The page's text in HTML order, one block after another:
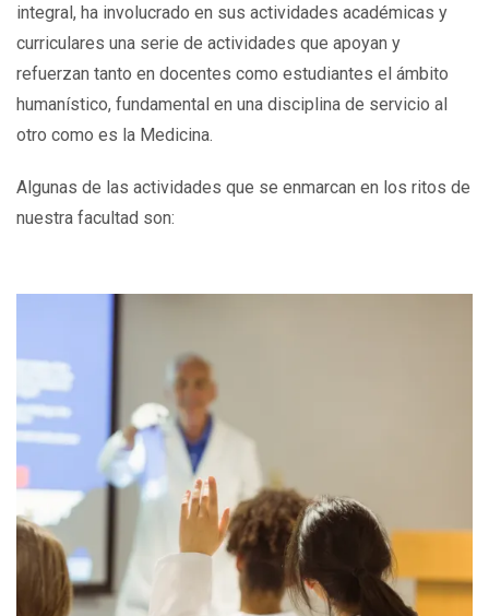
integral, ha involucrado en sus actividades académicas y
curriculares una serie de actividades que apoyan y
refuerzan tanto en docentes como estudiantes el ámbito
humanístico, fundamental en una disciplina de servicio al
otro como es la Medicina.
Algunas de las actividades que se enmarcan en los ritos de
nuestra facultad son: